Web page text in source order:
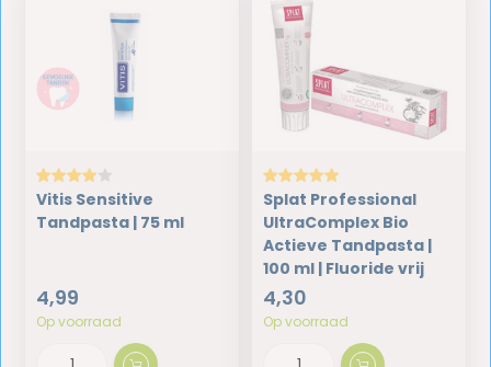
Vitis Sensitive
Tandpasta | 75 ml
4,99
Op voorraad
Splat Professional
UltraComplex Bio
Actieve Tandpasta |
100 ml | Fluoride vrij
4,30
Op voorraad